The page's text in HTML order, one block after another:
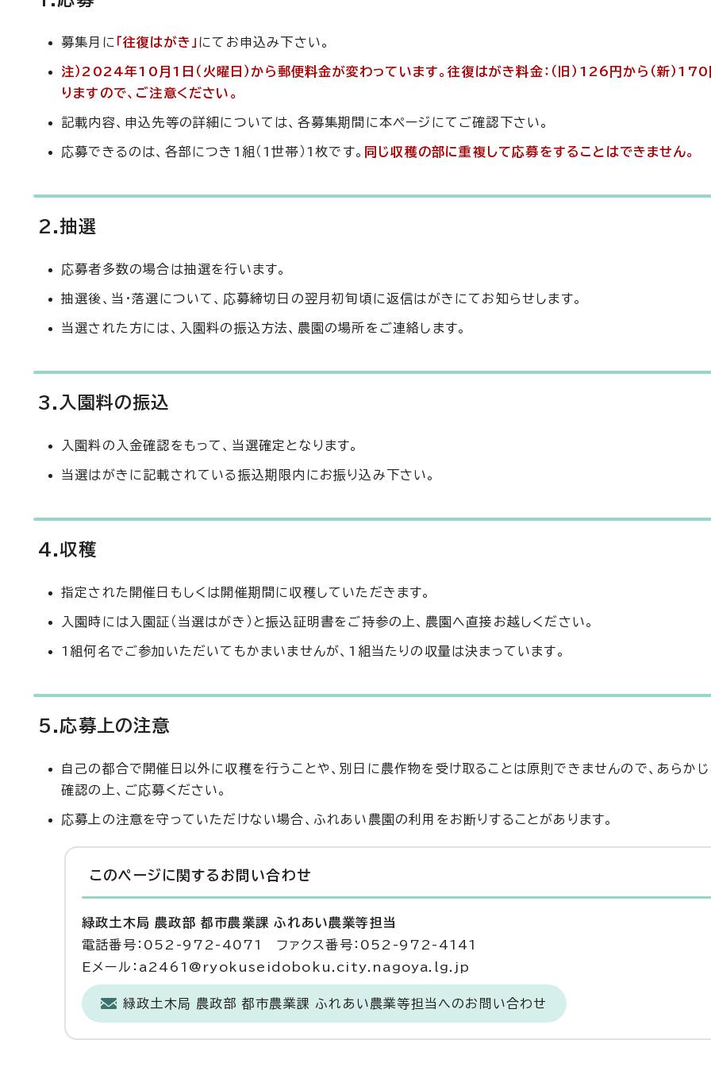
募集月に 「往復はがき」 にてお申込み下さい。
注）2024年10月1日（火曜日）から郵便料金が変わっています。往復はがき料金：（旧）126円から（新）
りますので、ご注意ください。
記載内容、申込先等の詳細については、各募集期間に本ページにてご確認下さい。
応募できるのは、各部につき1組（1世帯）1枚です。 同じ収穫の部に重複して応募をすることはできません。
2.抽選
応募者多数の場合は抽選を行います。
抽選後、当・落選について、応募締切日の翌月初旬頃に返信はがきにてお知らせします。
当選された方には、入園料の振込方法、農園の場所をご連絡します。
3.入園料の振込
入園料の入金確認をもって、当選確定となります。
当選はがきに記載されている振込期限内にお振り込み下さい。
4.収穫
指定された開催日もしくは開催期間に収穫していただきます。
入園時には入園証（当選はがき）と振込証明書をご持参の上、農園へ直接お越しください。
1組何名でご参加いただいてもかまいませんが、1組当たりの収量は決まっています。
5.応募上の注意
自己の都合で開催日以外に収穫を行うことや、別日に農作物を受け取ることは原則できませんので、あらか
確認の上、ご応募ください。
応募上の注意を守っていただけない場合、ふれあい農園の利用をお断りすることがあります。
このページに関する お問い合わせ
緑政土木局 農政部 都市農業課 ふれあい農業等担当
電話番号：052-972-4071 ファクス番号：052-972-4141
Eメール：a2461@ryokuseidoboku.city.nagoya.lg.jp
緑政土木局 農政部 都市農業課 ふれあい農業等担当へのお問い合わせ